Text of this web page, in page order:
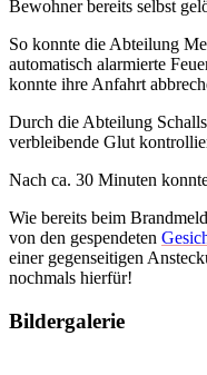
Bewohner bereits selbst
So konnte die Abteilung
automatisch alarmierte
konnte ihre Anfahrt
Durch die Abteilung
verbleibende Glut
Nach ca. 30 Minuten
Wie bereits beim
von den gespendeten
einer gegenseitigen
nochmals hierfür!
Bildergalerie